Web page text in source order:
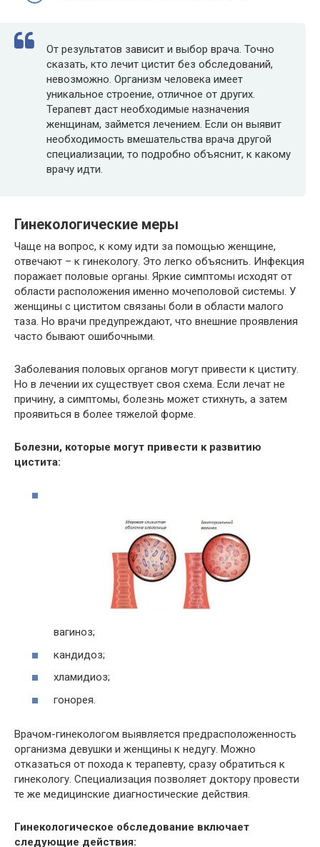
От результатов зависит и выбор врача. Точно
сказать, кто лечит цистит без обследований,
невозможно. Организм человека имеет
уникальное строение, отличное от других.
Терапевт даст необходимые назначения
женщинам, займется лечением. Еcли он выявит
необходимость вмешательства врача другой
специализации, то подробно объяснит, к какому
врачу идти.
Гинекологические меры
Чаще на вопрос, к кому идти за помощью женщине,
отвечают – к гинекологу. Это легко объяснить. Инфекция
поражает половые органы. Яркие симптомы исходят от
области расположения именно мочеполовой системы. У
женщины с циститом связаны боли в области малого
таза. Но врачи предупреждают, что внешние проявления
часто бывают ошибочными.
Заболевания половых органов могут привести к циститу.
Но в лечении их существует своя схема. Если лечат не
причину, а симптомы, болезнь может стихнуть, а затем
проявиться в более тяжелой форме.
Болезни, которые могут привести к развитию
цистита:
вагиноз;
кандидоз;
хламидиоз;
гонорея.
Врачом-гинекологом выявляется предрасположенность
организма девушки и женщины к недугу. Можно
отказаться от похода к терапевту, сразу обратиться к
гинекологу. Специализация позволяет доктору провести
те же медицинские диагностические действия.
Гинекологическое обследование включает
следующие действия: